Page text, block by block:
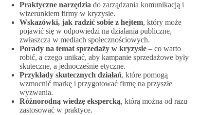
Praktyczne narzędzia do zarządzania komunikacją i
wizerunkiem firmy w kryzysie.
Wskazówki, jak radzić sobie z hejtem, który może
pojawić się w odpowiedzi na działania publiczne,
zwłaszcza w mediach społecznościowych.
Porady na temat sprzedaży w kryzysie – co warto
robić, a czego unikać, aby kampanie sprzedażowe były
skuteczne, a jednocześnie etyczne.
Przykłady skutecznych działań, które pomogą
wzmocnić markę i przygotować firmę na przyszłe
wyzwania.
Różnorodną wiedzę ekspercką, którą można od razu
zastosować w praktyce.